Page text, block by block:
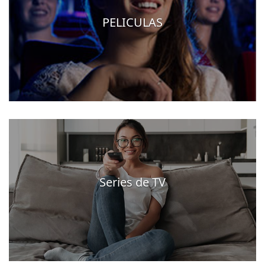
PELICULAS
Series de TV